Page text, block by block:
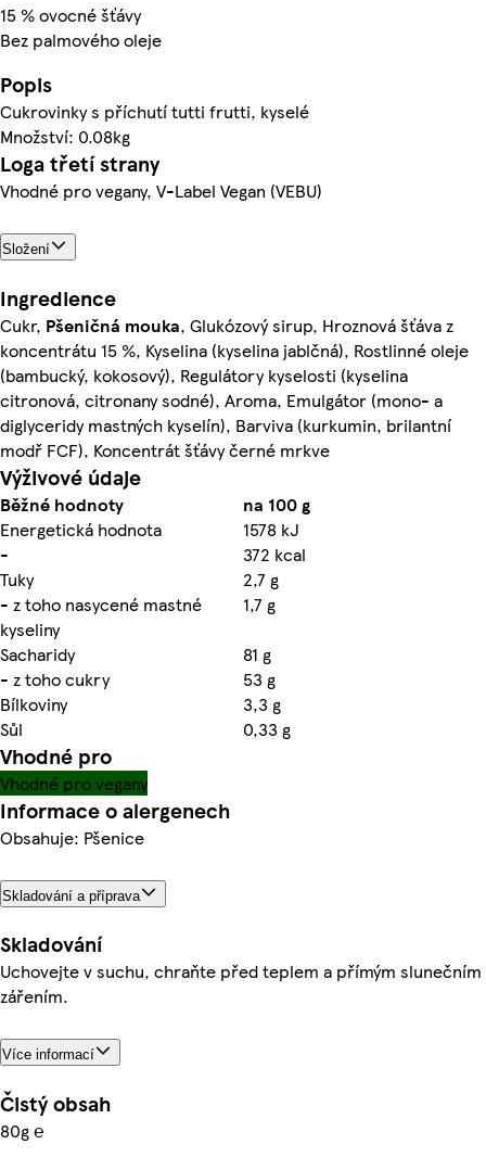
15 % ovocné šťávy
Bez palmového oleje
Popis
Cukrovinky s příchutí tutti frutti, kyselé
Množství: 0.08kg
Loga třetí strany
Vhodné pro vegany, V-Label Vegan (VEBU)
Složení
Ingredience
Cukr, Pšeničná mouka, Glukózový sirup, Hroznová šťáva z
koncentrátu 15 %, Kyselina (kyselina jablčná), Rostlinné oleje
(bambucký, kokosový), Regulátory kyselosti (kyselina
citronová, citronany sodné), Aroma, Emulgátor (mono- a
diglyceridy mastných kyselín), Barviva (kurkumin, brilantní
modř FCF), Koncentrát šťávy černé mrkve
Výživové údaje
Běžné hodnoty
na 100 g
Energetická hodnota
1578 kJ
-
372 kcal
Tuky
2,7 g
- z toho nasycené mastné
kyseliny
1,7 g
Sacharidy
81 g
- z toho cukry
53 g
Bílkoviny
3,3 g
Sůl
0,33 g
Vhodné pro
Vhodné pro vegany
Informace o alergenech
Obsahuje: Pšenice
Skladování a příprava
Skladování
Uchovejte v suchu, chraňte před teplem a přímým slunečním
zářením.
Více informací
Čistý obsah
80g ℮